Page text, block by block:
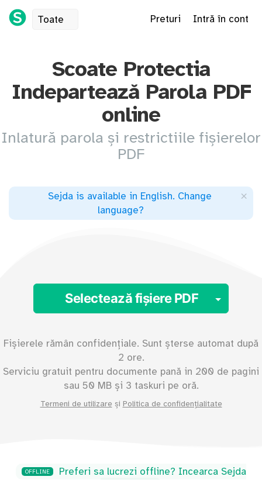
Toate Preturi Intră în cont
Scoate Protectia
Indepartează Parola PDF
online
Inlatură parola și restrictiile fișierelor
PDF
Sejda is available in English. Change
language?
×
Selectează fișiere PDF
Fișierele rămân confidențiale. Sunt șterse automat după
2 ore.
Serviciu gratuit pentru documente pană in 200 de pagini
sau 50 MB și 3 taskuri pe oră.
Termeni de utilizare și Politica de confidențialitate
OFFLINE
Preferi sa lucrezi offline? Incearca Sejda